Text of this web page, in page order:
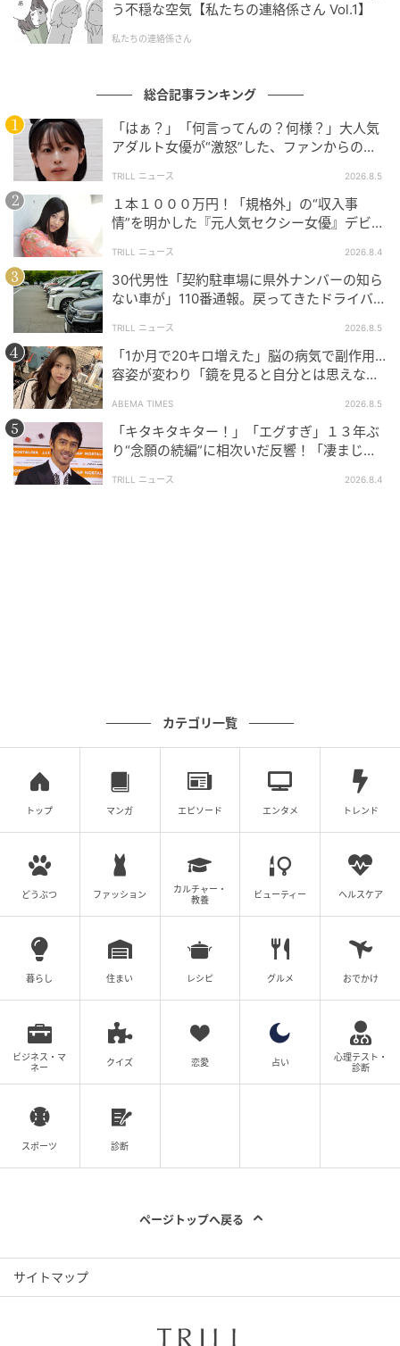
う不穏な空気【私たちの連絡係さん Vol.1】
私たちの連絡係さん
総合記事ランキング
「はぁ？」「何言ってんの？何様？」大人気
アダルト女優が“激怒”した、ファンからの
TRILL ニュース 2026.8.5
１本１０００万円！「規格外」の“収入事
情”を明かした『元人気セクシー女優』デビュ
TRILL ニュース 2026.8.4
30代男性「契約駐車場に県外ナンバーの知ら
ない車が」110番通報。戻ってきたドライバー
TRILL ニュース 2026.8.5
「1か月で20キロ増えた」脳の病気で副作用…
容姿が変わり「鏡を見ると自分とは思えなか
ABEMA TIMES 2026.8.5
「キタキタキター！」「エグすぎ」１３年ぶ
り“念願の続編”に相次いだ反響！「凄まじく
TRILL ニュース 2026.8.4
カテゴリ一覧
トップ マンガ エピソード エンタメ トレンド
どうぶつ ファッション
カルチャー・
教養
ビューティー ヘルスケア
暮らし 住まい レシピ グルメ おでかけ
ビジネス・マ
ネー
クイズ 恋愛 占い
心理テスト・
診断
スポーツ 診断
ページトップへ戻る
サイトマップ